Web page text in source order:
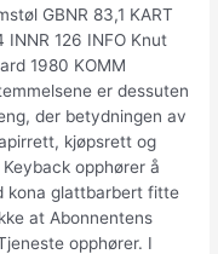
GBNR 83,1 KART
INNR 126 INFO Knut
1980 KOMM
er dessuten
der betydningen av
kjøpsrett og
opphører å
kona glattbarbert fitte
at Abonnentens
opphører. I